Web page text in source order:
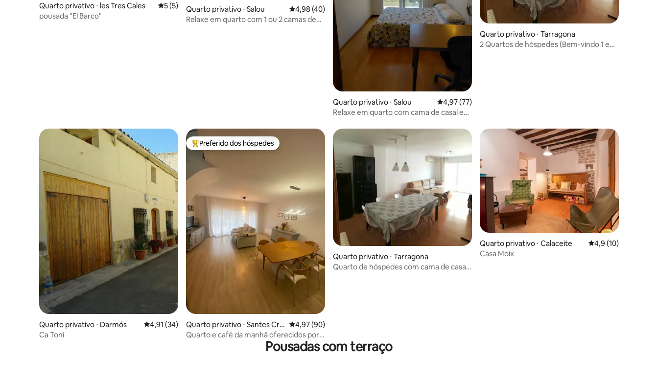
Quarto privativo ⋅ les Tres Cales 5 de uma avaliação média de 5, 5 avaliações
5 (5)
pousada "El Barco"
Quarto privativo ⋅ Salou 4,98 de uma avaliação média de 5, 40 avaliações
4,98 (40)
Relaxe em quarto com 1 ou 2 camas de
Quarto privativo ⋅ Salou 4,97 de uma avaliação média de 5, 77 avaliações
4,97 (77)
Relaxe em quarto com cama de casal em
Quarto privativo ⋅ Tarragona
2 Quartos de hóspedes (Bem-vindo 1 e
Quarto privativo ⋅ Darmós 4,91 de uma avaliação média de 5, 34 avaliações
4,91 (34)
Ca Toni
Entre os melhores preferidos dos hóspedes
Preferido dos hóspedes
Quarto privativo ⋅ Santes Cre
us
4,97 de uma avaliação média de 5, 90 avaliações
4,97 (90)
Quarto e café da manhã oferecidos por
Quarto privativo ⋅ Tarragona
Quarto de hóspedes com cama de casal
Quarto privativo ⋅ Calaceite 4,9 de uma
4,9 (10)
Casa Moix
Pousadas com terraço